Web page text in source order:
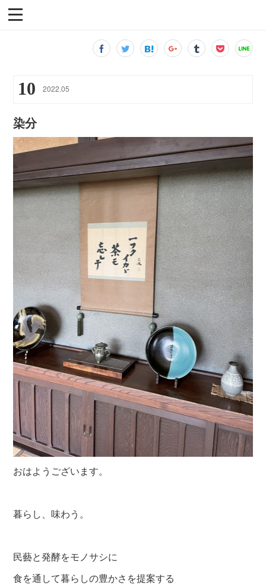
10 2022.05
染分
おはようございます。
暮らし、味わう。
民藝と発酵をモノサシに
食を通して暮らしの豊かさを提案する